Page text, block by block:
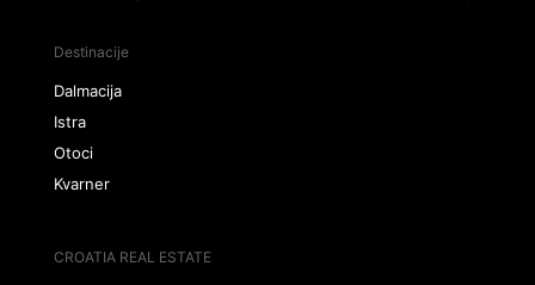
Destinacije
Dalmacija
Istra
Otoci
Kvarner
CROATIA REAL ESTATE